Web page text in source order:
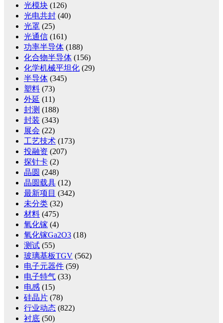
光模块 (126)
光电共封 (40)
光罩 (25)
光通信 (161)
功率半导体 (188)
化合物半导体 (156)
化学机械平坦化 (29)
半导体 (345)
塑料 (73)
外延 (11)
封测 (188)
封装 (343)
展会 (22)
工艺技术 (173)
投融资 (207)
探针卡 (2)
晶圆 (248)
晶圆载具 (12)
最新项目 (342)
未分类 (32)
材料 (475)
氧化镓 (4)
氧化镓Ga2O3 (18)
测试 (55)
玻璃基板TGV (562)
电子元器件 (59)
电子特气 (33)
电感 (15)
硅晶片 (78)
行业动态 (822)
衬底 (50)